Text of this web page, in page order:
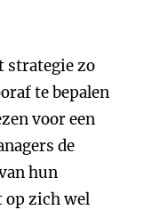
strategie zo
te bepalen
voor een
de
hun
op zich wel